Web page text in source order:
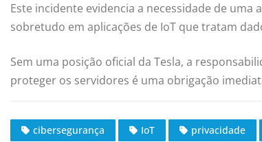
Este incidente evidencia a necessidade de
sobretudo em aplicações de IoT que tratam
Sem uma posição oficial da Tesla, a
proteger os servidores é uma obrigação
cibersegurança IoT privacidade